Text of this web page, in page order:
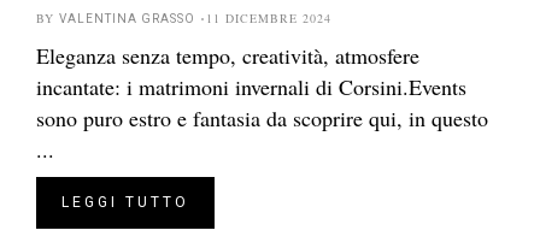
BY VALENTINA GRASSO 11 DICEMBRE 2024
Eleganza senza tempo, creatività, atmosfere
incantate: i matrimoni invernali di Corsini.Events
sono puro estro e fantasia da scoprire qui, in questo
...
LEGGI TUTTO